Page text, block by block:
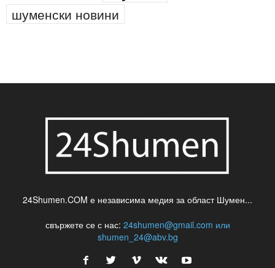
шуменски новини
24Shumen.COM е независима медия за област Шумен...
свържете се с нас: 24shumen@gmail.com или
shumen_24@abv.bg